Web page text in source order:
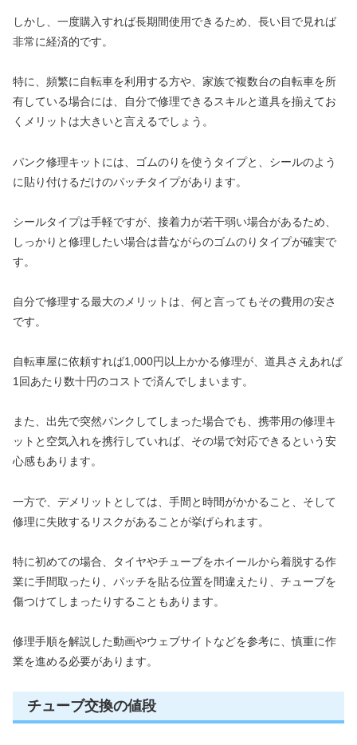
しかし、一度購入すれば長期間使用できるため、長い目で見れば
非常に経済的です。
特に、頻繁に自転車を利用する方や、家族で複数台の自転車を所
有している場合には、自分で修理できるスキルと道具を揃えてお
くメリットは大きいと言えるでしょう。
パンク修理キットには、ゴムのりを使うタイプと、シールのよう
に貼り付けるだけのパッチタイプがあります。
シールタイプは手軽ですが、接着力が若干弱い場合があるため、
しっかりと修理したい場合は昔ながらのゴムのりタイプが確実で
す。
自分で修理する最大のメリットは、何と言ってもその費用の安さ
です。
自転車屋に依頼すれば1,000円以上かかる修理が、道具さえあれば
1回あたり数十円のコストで済んでしまいます。
また、出先で突然パンクしてしまった場合でも、携帯用の修理キ
ットと空気入れを携行していれば、その場で対応できるという安
心感もあります。
一方で、デメリットとしては、手間と時間がかかること、そして
修理に失敗するリスクがあることが挙げられます。
特に初めての場合、タイヤやチューブをホイールから着脱する作
業に手間取ったり、パッチを貼る位置を間違えたり、チューブを
傷つけてしまったりすることもあります。
修理手順を解説した動画やウェブサイトなどを参考に、慎重に作
業を進める必要があります。
チューブ交換の値段